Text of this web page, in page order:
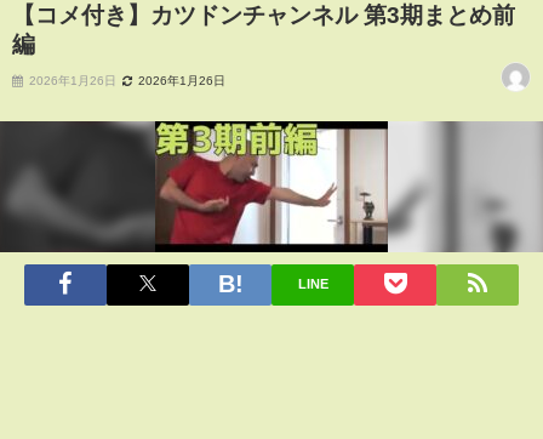
【コメ付き】カツドンチャンネル 第3期まとめ前
編
2026年1月26日 2026年1月26日
LINE